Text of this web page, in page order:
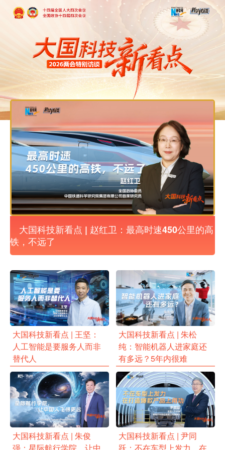
大国科技新看点 | 赵红卫：最高时速450公里的高
铁，不远了
大国科技新看点 | 王坚：
人工智能是要服务人而非
替代人
大国科技新看点 | 朱松
纯：智能机器人进家庭还
有多远？5年内很难
大国科技新看点 | 朱俊
强：星际航行学院，让中
大国科技新看点 | 尹同
跃：不在车型上发力，在